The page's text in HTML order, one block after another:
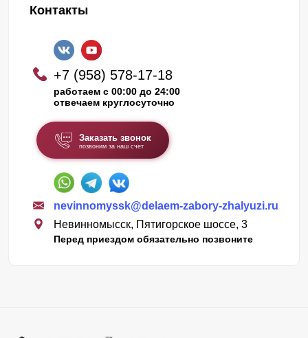
Контакты
+7 (958) 578-17-18
работаем с 00:00 до 24:00
отвечаем круглосуточно
Заказать звонок
позвоним за наш счет
nevinnomyssk@delaem-zabory-zhalyuzi.ru
Невинномысск, Пятигорское шоссе, 3
Перед приездом обязательно позвоните